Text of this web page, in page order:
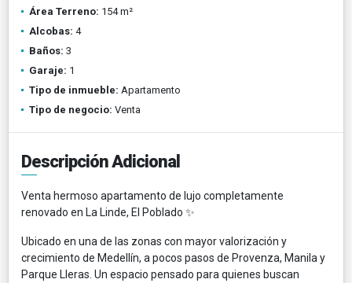
Área Terreno: 154 m²
Alcobas: 4
Baños: 3
Garaje: 1
Tipo de inmueble: Apartamento
Tipo de negocio: Venta
Descripción Adicional
Venta hermoso apartamento de lujo completamente
renovado en La Linde, El Poblado ✨
Ubicado en una de las zonas con mayor valorización y
crecimiento de Medellín, a pocos pasos de Provenza, Manila y
Parque Lleras. Un espacio pensado para quienes buscan